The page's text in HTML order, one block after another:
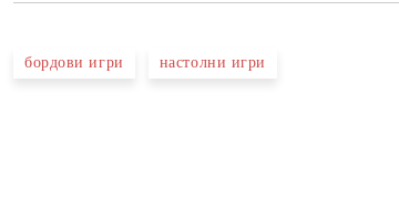
бордови игри настолни игри